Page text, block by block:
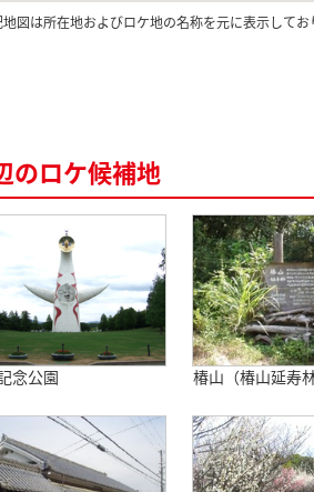
図は所在地およびロケ地の名称を元に表示して
のロケ候補地
念公園 椿山（椿山延寿林